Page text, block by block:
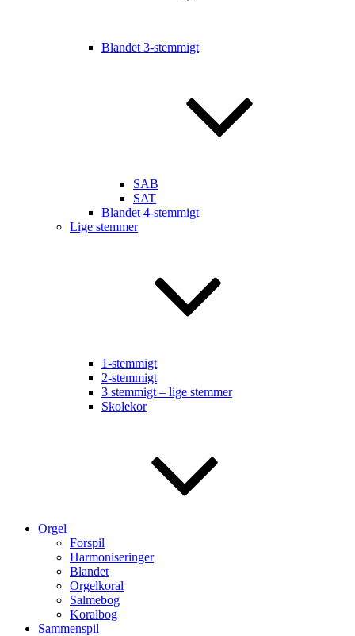
Blandet 3-stemmigt
SAB
SAT
Blandet 4-stemmigt
Lige stemmer
1-stemmigt
2-stemmigt
3 stemmigt – lige stemmer
Skolekor
Orgel
Forspil
Harmoniseringer
Blandet
Orgelkoral
Salmebog
Koralbog
Sammenspil